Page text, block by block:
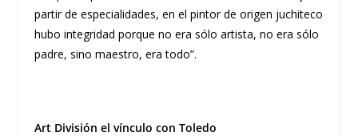
partir de especialidades, en el pintor de origen juchiteco
hubo integridad porque no era sólo artista, no era sólo
padre, sino maestro, era todo”.
Art División el vínculo con Toledo